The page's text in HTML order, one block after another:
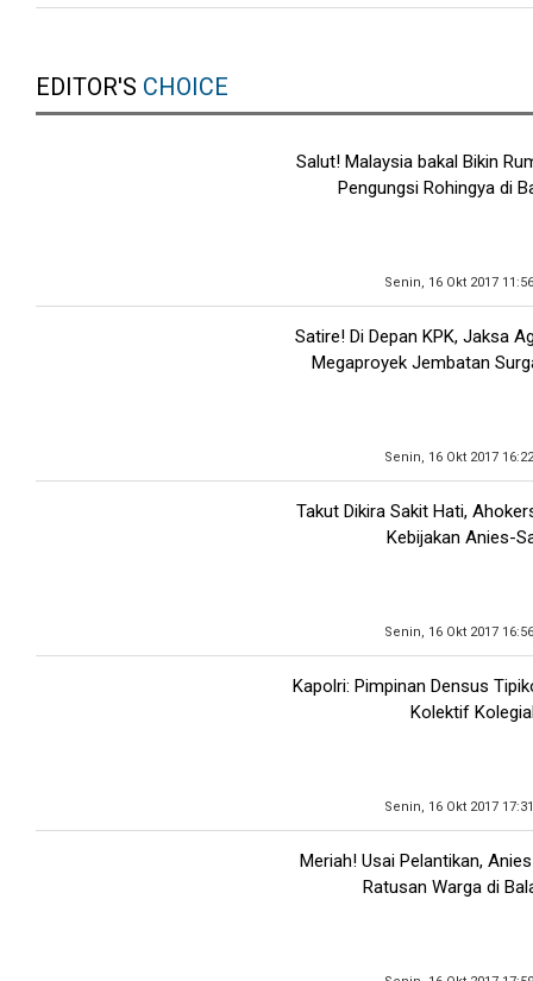
EDITOR'S CHOICE
Salut! Malaysia bakal Bikin
Pengungsi Rohingya di
Senin, 16 Okt 2017
Satire! Di Depan KPK, Jaksa
Megaproyek Jembatan
Senin, 16 Okt 2017
Takut Dikira Sakit Hati,
Kebijakan Anies-
Senin, 16 Okt 2017
Kapolri: Pimpinan Densus
Kolektif
Senin, 16 Okt 2017
Meriah! Usai Pelantikan,
Ratusan Warga di